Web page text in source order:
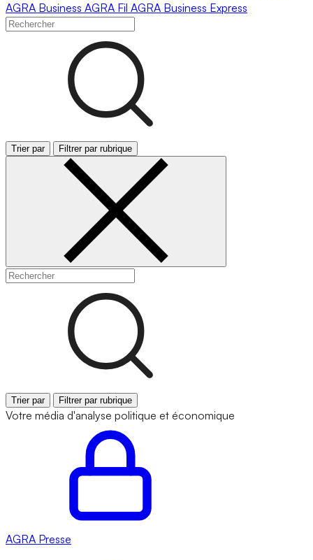
AGRA Business AGRA Fil AGRA Business Express
Trier par Filtrer par rubrique
Trier par Filtrer par rubrique
Votre média d'analyse politique et économique
AGRA Presse